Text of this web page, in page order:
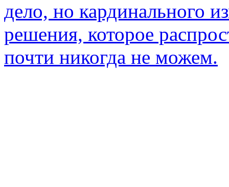
дело, но кардинального
решения, которое
почти никогда не можем.